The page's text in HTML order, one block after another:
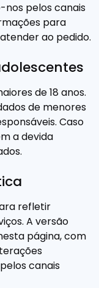
nos pelos canais
para
ao pedido.
de 18 anos.
de menores
Caso
a devida
refletir
A versão
página, com
canais